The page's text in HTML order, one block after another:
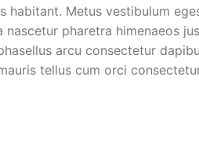
habitant. Metus vestibulum
pharetra himenaeos
arcu consectetur
tellus cum orci